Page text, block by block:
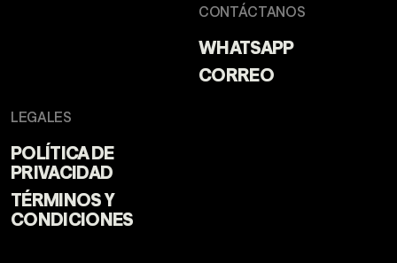
CONTÁCTANOS
WHATSAPP
CORREO
LEGALES
POLÍTICA DE
PRIVACIDAD
TÉRMINOS Y
CONDICIONES